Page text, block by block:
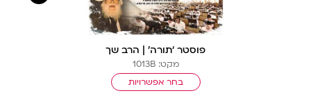
פוסטר ‘תורה’ | הרב שך
מקט: 1013B
בחר אפשרויות